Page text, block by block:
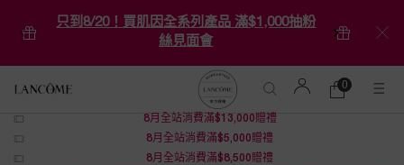
只到8/20！買肌因全系列產品 滿$1,000抽粉
絲見面會
購
0
0 product in
Main content
8月全站消費滿$13,000贈禮
8月全站消費滿$5,000贈禮
8月全站消費滿$8,500贈禮